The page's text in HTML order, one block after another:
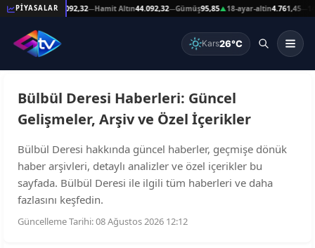
PİYASALAR
—Reşat Altın44.092,32—Hamit Altın44.092,32—Gümüş95,85▲18-ayar-altin4.761,45—
Kars26°C
Bülbül Deresi Haberleri: Güncel
Gelişmeler, Arşiv ve Özel İçerikler
Bülbül Deresi hakkında güncel haberler, geçmişe dönük
haber arşivleri, detaylı analizler ve özel içerikler bu
sayfada. Bülbül Deresi ile ilgili tüm haberleri ve daha
fazlasını keşfedin.
Güncelleme Tarihi: 08 Ağustos 2026 12:12